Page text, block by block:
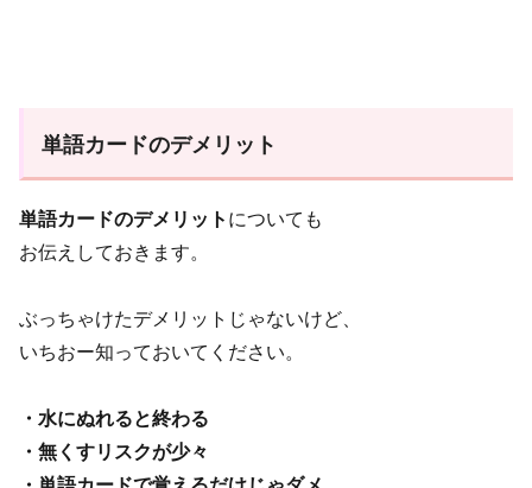
単語カードのデメリット
単語カードのデメリット についても
お伝えしておきます。
ぶっちゃけたデメリットじゃないけど、
いちおー知っておいてください。
・水にぬれると終わる
・無くすリスクが少々